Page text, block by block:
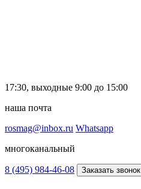
17:30, выходные 9:00 до 15:00
наша почта
rosmag@inbox.ru Whatsapp
многоканальный
8 (495) 984-46-08 Заказать звонок